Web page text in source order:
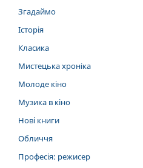
Згадаймо
Історія
Класика
Мистецька хроніка
Молоде кіно
Музика в кіно
Нові книги
Обличчя
Професія: режисер